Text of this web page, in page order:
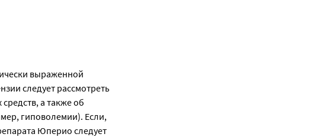
выраженной
следует рассмотреть
а также об
гиповолемии). Если,
Юперио следует